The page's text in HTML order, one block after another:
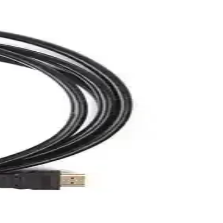
zorluklar tasarımcıları etkiler.
Doğru seçimle ağ güvenliğinizi ve hızınızı artırabilirsiniz.
ve profesyonel kullanımda ideal çözümler sunar.
sağlar ve çeşitli koruma seviyeleri sunar.
sistemlerin dayanıklılığını artırır ve bakım maliyetlerini